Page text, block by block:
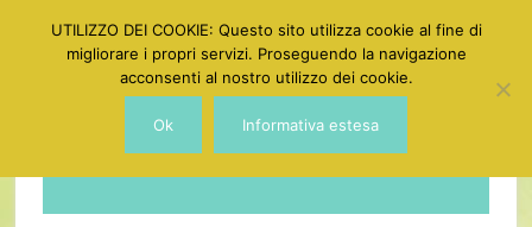
Dotgirl
UTILIZZO DEI COOKIE: Questo sito utilizza cookie al fine di
migliorare i propri servizi. Proseguendo la navigazione
acconsenti al nostro utilizzo dei cookie.
Ok Informativa estesa